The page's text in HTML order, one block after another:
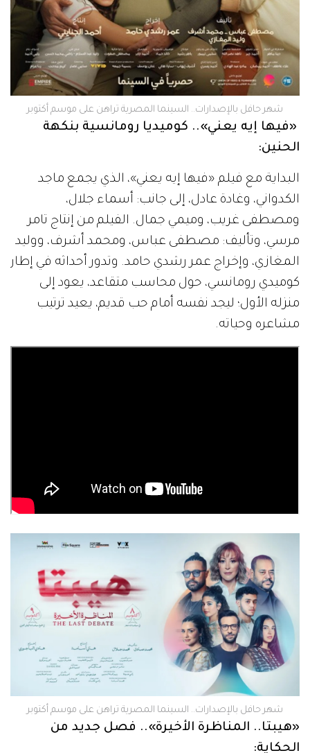
شهر حافل بالإصدارات.. السينما المصرية تراهن على موسم أكتوبر
«فيها إيه يعني».. كوميديا رومانسية بنكهة
الحنين:
البداية مع فيلم «فيها إيه يعني»، الذي يجمع ماجد
الكدواني، وغادة عادل، إلى جانب: أسماء جلال،
ومصطفى غريب، وميمي جمال. الفيلم من إنتاج تامر
مرسي، وتأليف: مصطفى عباس، ومحمد أشرف، ووليد
المغازي، وإخراج عمر رشدي حامد. وتدور أحداثه في إطار
كوميدي رومانسي، حول محاسب متقاعد، يعود إلى
منزله الأول؛ ليجد نفسه أمام حب قديم، يعيد ترتيب
مشاعره وحياته.
شهر حافل بالإصدارات.. السينما المصرية تراهن على موسم أكتوبر
«هيبتا.. المناظرة الأخيرة».. فصل جديد من
الحكاية: